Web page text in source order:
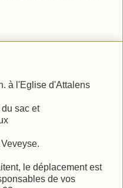
à l'Eglise d'Attalens
sac et
le déplacement est
de vos